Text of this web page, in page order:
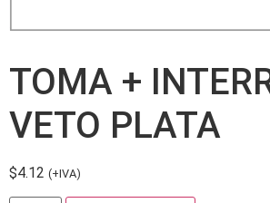
TOMA +
VETO PLATA
$4.12 (+IVA)